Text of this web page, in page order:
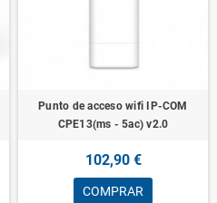
Punto de acceso wifi IP-COM
CPE13(ms - 5ac) v2.0
102,90 €
COMPRAR